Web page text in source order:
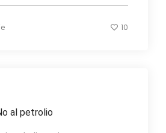
10
al petrolio